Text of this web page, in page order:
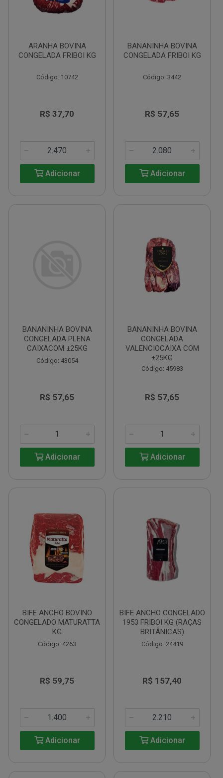
ARANHA BOVINA
CONGELADA FRIBOI KG
Código: 10742
R$ 37,70
Adicionar
BANANINHA BOVINA
CONGELADA FRIBOI KG
Código: 3442
R$ 57,65
Adicionar
BANANINHA BOVINA
CONGELADA PLENA
CAIXACOM ±25KG
Código: 43054
R$ 57,65
Adicionar
BANANINHA BOVINA
CONGELADA
VALENCIOCAIXA COM
±25KG
Código: 45983
R$ 57,65
Adicionar
BIFE ANCHO BOVINO
CONGELADO MATURATTA
KG
Código: 4263
R$ 59,75
Adicionar
BIFE ANCHO CONGELADO
1953 FRIBOI KG (RAÇAS
BRITÂNICAS)
Código: 24419
R$ 157,40
Adicionar